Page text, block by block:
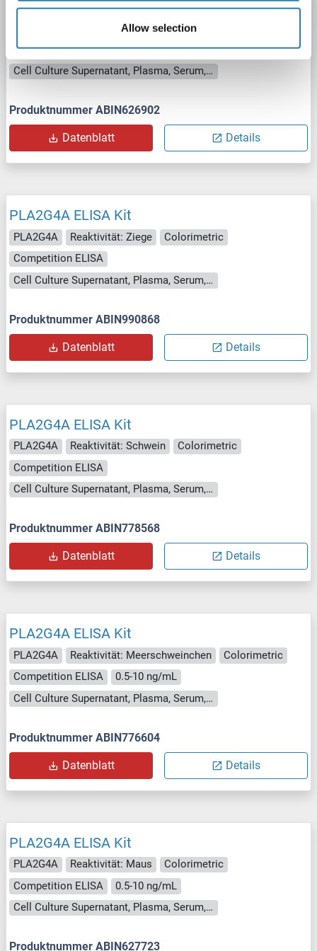
Allow selection
PLA2G4A ELISA Kit
Reaktivität: Ratte
Colorimetric
Competition ELISA
Cell Culture Supernatant, Plasma, Serum, Tissue Homogenate
Produktnummer ABIN626902
Datenblatt Details
PLA2G4A ELISA Kit
PLA2G4A Reaktivität: Ziege
Colorimetric
Competition ELISA
Cell Culture Supernatant, Plasma, Serum, Tissue Homogenate
Produktnummer ABIN990868
Datenblatt Details
PLA2G4A ELISA Kit
PLA2G4A Reaktivität: Schwein
Colorimetric
Competition ELISA
Cell Culture Supernatant, Plasma, Serum, Tissue Homogenate
Produktnummer ABIN778568
Datenblatt Details
PLA2G4A ELISA Kit
PLA2G4A Reaktivität: Meerschweinchen
Colorimetric
Competition ELISA
0.5-10 ng/mL
Cell Culture Supernatant, Plasma, Serum, Tissue Homogenate
Produktnummer ABIN776604
Datenblatt Details
PLA2G4A ELISA Kit
PLA2G4A Reaktivität: Maus
Colorimetric
Competition ELISA
0.5-10 ng/mL
Cell Culture Supernatant, Plasma, Serum, Tissue Homogenate
Produktnummer ABIN627723